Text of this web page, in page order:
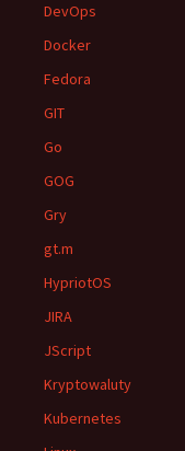
DevOps
Docker
Fedora
GIT
Go
GOG
Gry
gt.m
HypriotOS
JIRA
JScript
Kryptowaluty
Kubernetes